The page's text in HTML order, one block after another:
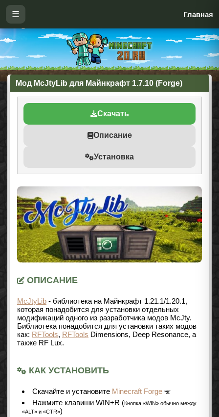
☰ Главная
Мод McJtyLib для Майнкрафт 1.7.10 (Forge)
Скачать
Описание
Установка
ОПИСАНИЕ
McJtyLib - библиотека на Майнкрафт 1.21.1/1.20.1,
которая понадобится для установки отдельных
модификаций одного из разработчика модов McJty.
Библиотека понадобится для установки таких модов
как: RFTools, RFTools Dimensions, Deep Resonance, а
также RF Lux.
КАК УСТАНОВИТЬ
Cкачайте и установите Minecraft Forge
Нажмите клавиши WIN+R (Кнопка «WIN» обычно между
«ALT» и «CTR»)